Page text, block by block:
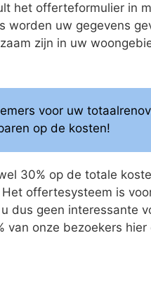
het offerteformulier in
worden uw gegevens
zijn in uw
voor uw
op de kosten!
30% op de totale
offertesysteem is
dus geen interessante
van onze bezoekers hier